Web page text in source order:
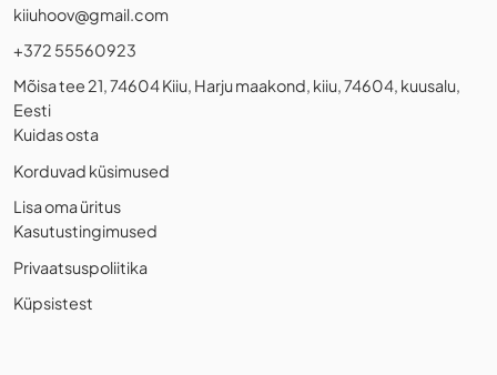
kiiuhoov@gmail.com
+372 55560923
Mõisa tee 21, 74604 Kiiu, Harju maakond, kiiu, 74604, kuusalu,
Eesti
Kuidas osta
Korduvad küsimused
Lisa oma üritus
Kasutustingimused
Privaatsuspoliitika
Küpsistest